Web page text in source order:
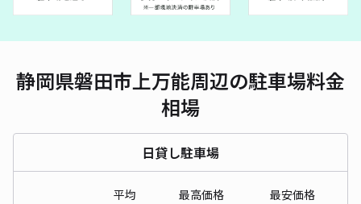
静岡県磐田市上万能周辺の駐車場料金
相場
日貸し駐車場
平均 最高価格 最安価格